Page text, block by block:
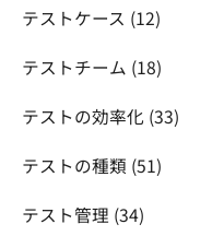
テストケース (12)
テストチーム (18)
テストの効率化 (33)
テストの種類 (51)
テスト管理 (34)